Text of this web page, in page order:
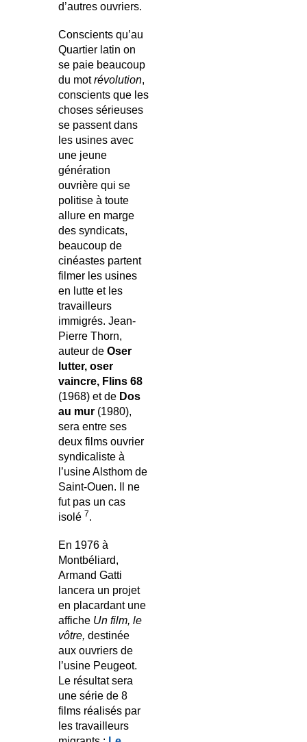
d’autres ouvriers.
Conscients qu’au
Quartier latin on
se paie beaucoup
du motrévolution,
conscients que les
choses sérieuses
se passent dans
les usines avec
une jeune
génération
ouvrière qui se
politise à toute
allure en marge
des syndicats,
beaucoup de
cinéastes partent
filmer les usines
en lutte et les
travailleurs
immigrés. Jean-
Pierre Thorn,
auteur de Oser
lutter, oser
vaincre, Flins 68
(1968) et de Dos
au mur (1980),
sera entre ses
deux films ouvrier
syndicaliste à
l’usine Alsthom de
Saint-Ouen. Il ne
fut pas un cas
isolé 7.
En 1976 à
Montbéliard,
Armand Gatti
lancera un projet
en placardant une
affiche Un film, le
vôtre, destinée
aux ouvriers de
l’usine Peugeot.
Le résultat sera
une série de 8
films réalisés par
les travailleurs